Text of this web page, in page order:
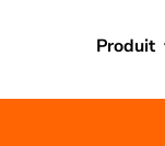
Produit